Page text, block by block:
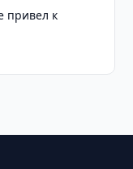
привел к